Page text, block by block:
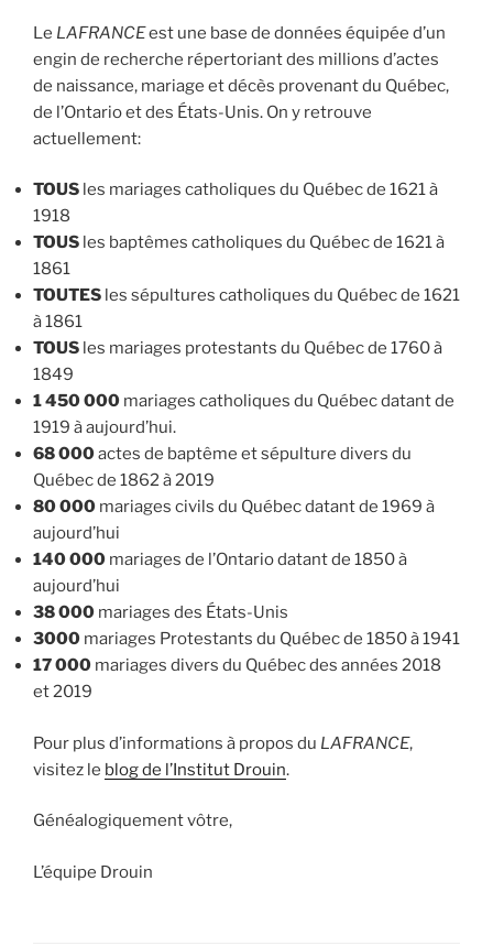
Le LAFRANCEest une base de données équipée d’un
engin de recherche répertoriant des millions d’actes
de naissance, mariage et décès provenant du Québec,
de l’Ontario et des États-Unis. On y retrouve
actuellement:
TOUS les mariages catholiques du Québec de 1621 à
1918
TOUS les baptêmes catholiques du Québec de 1621 à
1861
TOUTES les sépultures catholiques du Québec de 1621
à 1861
TOUS les mariages protestants du Québec de 1760 à
1849
1 450 000 mariages catholiques du Québec datant de
1919 à aujourd’hui.
68 000actes de baptême et sépulture divers du
Québec de 1862 à 2019
80 000 mariages civils du Québec datant de 1969 à
aujourd’hui
140 000 mariages de l’Ontario datant de 1850 à
aujourd’hui
38 000 mariages des États-Unis
3000 mariages Protestants du Québec de 1850 à 1941
17 000 mariages divers du Québec des années 2018
et 2019
Pour plus d’informations à propos du LAFRANCE,
visitez le blog de l’Institut Drouin.
Généalogiquement vôtre,
L’équipe Drouin